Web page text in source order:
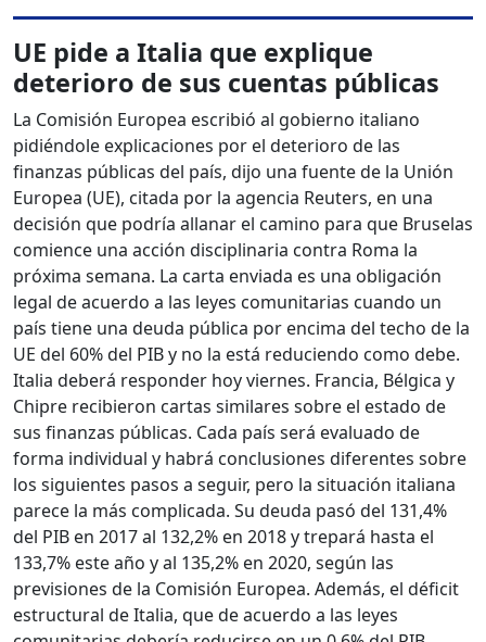
UE pide a Italia que explique
deterioro de sus cuentas públicas
La Comisión Europea escribió al gobierno italiano
pidiéndole explicaciones por el deterioro de las
finanzas públicas del país, dijo una fuente de la Unión
Europea (UE), citada por la agencia Reuters, en una
decisión que podría allanar el camino para que Bruselas
comience una acción disciplinaria contra Roma la
próxima semana. La carta enviada es una obligación
legal de acuerdo a las leyes comunitarias cuando un
país tiene una deuda pública por encima del techo de la
UE del 60% del PIB y no la está reduciendo como debe.
Italia deberá responder hoy viernes. Francia, Bélgica y
Chipre recibieron cartas similares sobre el estado de
sus finanzas públicas. Cada país será evaluado de
forma individual y habrá conclusiones diferentes sobre
los siguientes pasos a seguir, pero la situación italiana
parece la más complicada. Su deuda pasó del 131,4%
del PIB en 2017 al 132,2% en 2018 y trepará hasta el
133,7% este año y al 135,2% en 2020, según las
previsiones de la Comisión Europea. Además, el déficit
estructural de Italia, que de acuerdo a las leyes